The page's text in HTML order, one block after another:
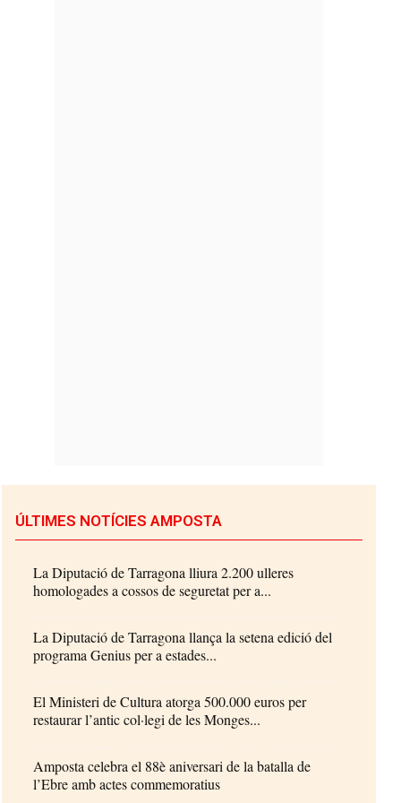
ÚLTIMES NOTÍCIES AMPOSTA
La Diputació de Tarragona lliura 2.200 ulleres
homologades a cossos de seguretat per a...
La Diputació de Tarragona llança la setena edició del
programa Genius per a estades...
El Ministeri de Cultura atorga 500.000 euros per
restaurar l’antic col·legi de les Monges...
Amposta celebra el 88è aniversari de la batalla de
l’Ebre amb actes commemoratius